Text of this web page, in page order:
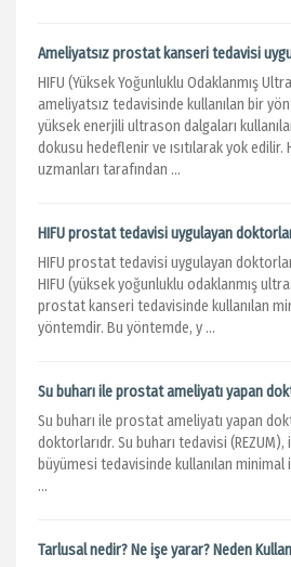
Ameliyatsız prostat kanseri tedavisi
HIFU (Yüksek Yoğunluklu Odaklanmış
ameliyatsız tedavisinde kullanılan bir
yüksek enerjili ultrason dalgaları
dokusu hedeflenir ve ısıtılarak yok edilir.
uzmanları tarafından ...
HIFU prostat tedavisi uygulayan
HIFU prostat tedavisi uygulayan
HIFU (yüksek yoğunluklu odaklanmış
prostat kanseri tedavisinde kullanılan
yöntemdir. Bu yöntemde, y ...
Su buharı ile prostat ameliyatı yapan
Su buharı ile prostat ameliyatı yapan
doktorlarıdr. Su buharı tedavisi
büyümesi tedavisinde kullanılan
...
Tarlusal nedir? Ne işe yarar? Neden